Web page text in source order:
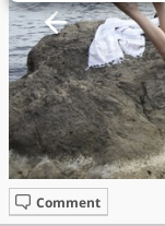
Comment